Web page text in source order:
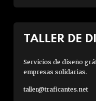
TALLER DE
Servicios de diseño
empresas solidarias.
taller@traficantes.net